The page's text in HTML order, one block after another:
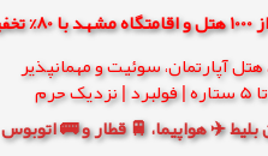
آپارتمان، سوئیت و مهمانپذیر
بلیط ✈️ هواپیما، 🚆 قطار و 🚌 اتوبوس